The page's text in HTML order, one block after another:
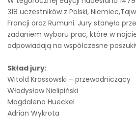
318 uczestników z Polski,
Francji oraz Rumuni. Jury stanęło
zadaniem wyboru prac, które w
odpowiadają na współczesne
Skład jury:
Witold Krassowski – przewodniczący
Władysław Nielipiński
Magdalena Hueckel
Adrian Wykrota